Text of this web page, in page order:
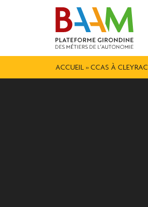
ACCUEIL » CCAS À CLEYRAC